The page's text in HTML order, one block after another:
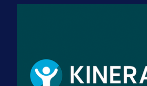
dres BiH!
3 sedmica 3 dan